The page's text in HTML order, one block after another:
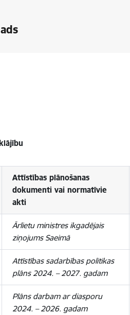
Attīstības plānošanas
dokumenti vai normatīvie
akti
Ārlietu ministres ikgadējais
ziņojums Saeimā
Attīstības sadarbības politikas
plāns 2024. – 2027. gadam
Plāns darbam ar diasporu
2024. – 2026. gadam